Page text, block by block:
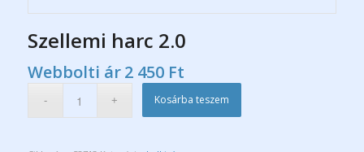
Szellemi harc 2.0
Webbolti ár 2 450 Ft
Kosárba teszem